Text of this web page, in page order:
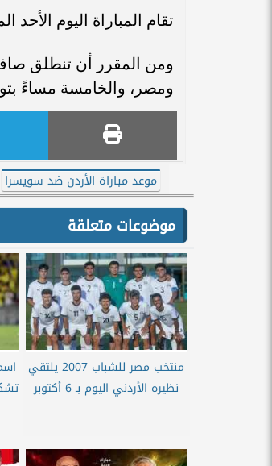
تقام المباراة اليوم الأحد الموافق 31 مايو 2026 على ملعب كيبون
ومن المقرر أن تنطلق
ومصر، والخامسة مساءً
موعد مباراة الأردن ضد سويسرا
موضوعات متعلقة
منتخب مصر للشباب 2007 يلتقي
نظيره الأردني اليوم بـ 6 أكتوبر